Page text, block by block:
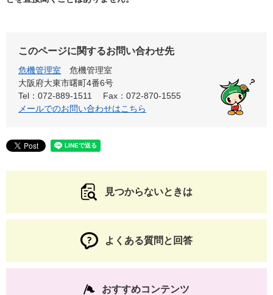
このページに関するお問い合わせ先
危機管理室
危機管理室
大阪府大東市曙町4番6号
Tel：072-889-1511
Fax：072-870-1555
メールでのお問い合わせはこちら
見つからないときは
よくある質問と回答
おすすめコンテンツ